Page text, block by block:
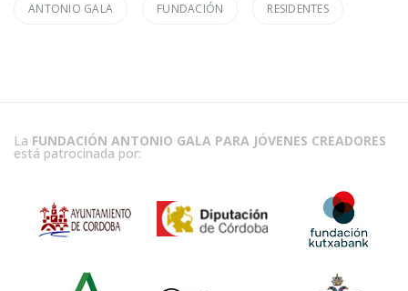
ANTONIO GALA FUNDACIÓN RESIDENTES
La FUNDACIÓN ANTONIO GALA PARA JÓVENES CREADORES
está patrocinada por: